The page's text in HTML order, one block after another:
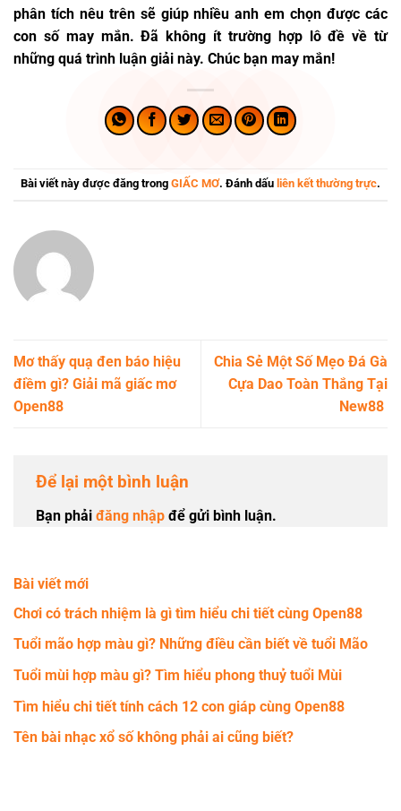
phân tích nêu trên sẽ giúp nhiều anh em chọn được các
con số may mắn. Đã không ít trường hợp lô đề về từ
những quá trình luận giải này. Chúc bạn may mắn!
Bài viết này được đăng trong GIẤC MƠ. Đánh dấu liên kết thường trực.
Mơ thấy quạ đen báo hiệu
điềm gì? Giải mã giấc mơ
Open88
Chia Sẻ Một Số Mẹo Đá Gà
Cựa Dao Toàn Thắng Tại
New88
Để lại một bình luận
Bạn phải đăng nhập để gửi bình luận.
Bài viết mới
Chơi có trách nhiệm là gì tìm hiểu chi tiết cùng Open88
Tuổi mão hợp màu gì? Những điều cần biết về tuổi Mão
Tuổi mùi hợp màu gì? Tìm hiểu phong thuỷ tuổi Mùi
Tìm hiểu chi tiết tính cách 12 con giáp cùng Open88
Tên bài nhạc xổ số không phải ai cũng biết?